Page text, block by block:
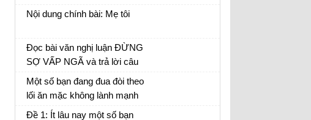
tổn bại rất lớn nếu mỗi người
không có ý thức bảo vệ môi
Bài văn mẫu lớp 7 số 5 đề 4
Nội dung chính bài: Mẹ tôi
Đọc bài văn nghị luận ĐỪNG
SỢ VẤP NGÃ và trả lời câu
hỏi
Một số bạn đang đua đòi theo
lối ăn mặc không lành mạnh
không phù hợp với lứa tuổi
Nghị luận trang phục của giới trẻ hiện nay
Đề 1: Ít lâu nay một số bạn